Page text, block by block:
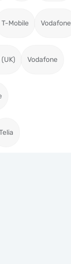
T-Mobile Vodafone
(UK) Vodafone